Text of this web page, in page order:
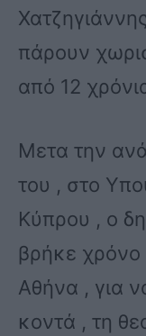
πάρουν
από 12
Μετα την
του , στο
Κύπρου , ο
βρήκε χρόνο
Αθήνα , για
κοντά , τη